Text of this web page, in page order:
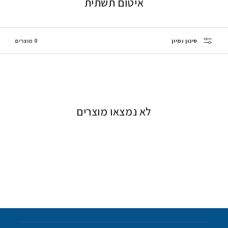
סינון ומיון 0 מוצרים
לא נמצאו מוצרים